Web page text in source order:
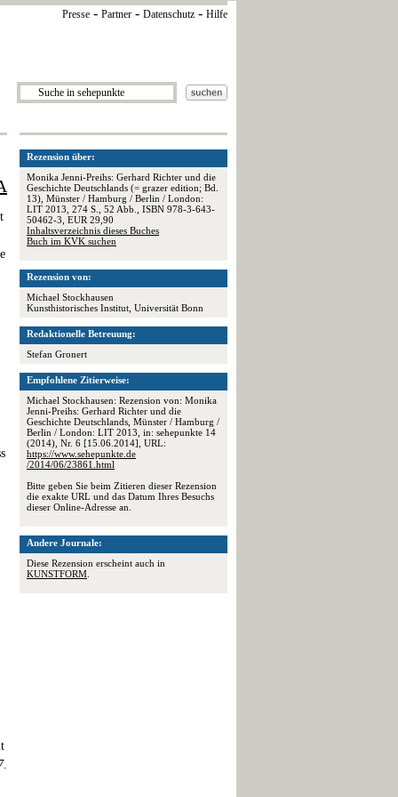
Presse - Partner - Datenschutz - Hilfe
Rezension über:
Monika Jenni-Preihs: Gerhard Richter und die
Geschichte Deutschlands (= grazer edition; Bd.
13), Münster / Hamburg / Berlin / London:
LIT 2013, 274 S., 52 Abb., ISBN 978-3-643-
50462-3, EUR 29,90
Inhaltsverzeichnis dieses Buches
Buch im KVK suchen
Rezension von:
Michael Stockhausen
Kunsthistorisches Institut, Universität Bonn
Redaktionelle Betreuung:
Stefan Gronert
Empfohlene Zitierweise:
Michael Stockhausen: Rezension von: Monika
Jenni-Preihs: Gerhard Richter und die
Geschichte Deutschlands, Münster / Hamburg /
Berlin / London: LIT 2013, in: sehepunkte 14
(2014), Nr. 6 [15.06.2014], URL:
https://www.sehepunkte.de
/2014/06/23861.html
Bitte geben Sie beim Zitieren dieser Rezension
die exakte URL und das Datum Ihres Besuchs
dieser Online-Adresse an.
Andere Journale:
Diese Rezension erscheint auch in
KUNSTFORM
.